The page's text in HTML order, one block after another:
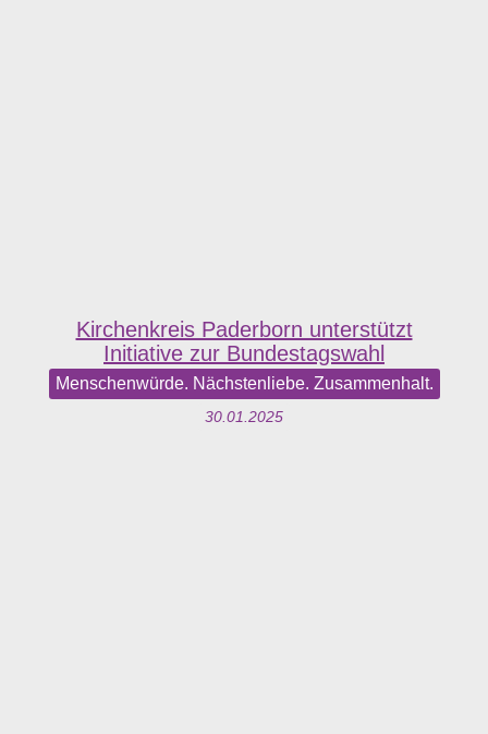
Kirchenkreis Paderborn unterstützt
Initiative zur Bundestagswahl
Menschenwürde. Nächstenliebe. Zusammenhalt.
30.01.2025